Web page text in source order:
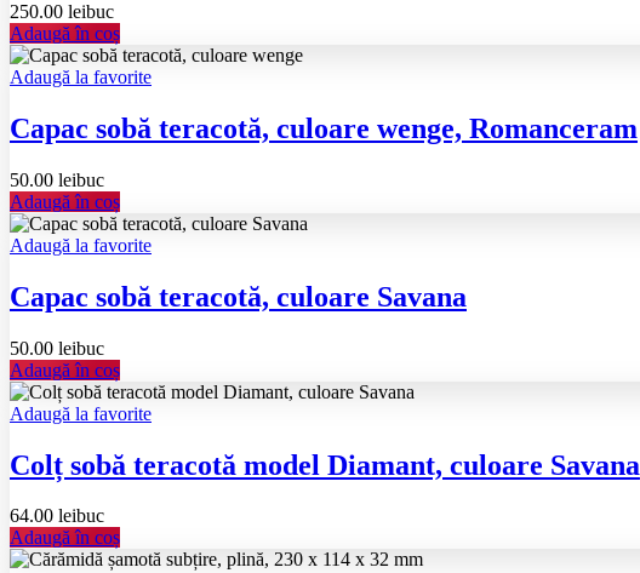
250.00 leibuc
Adaugă în coș
Adaugă la favorite
Capac sobă teracotă, culoare wenge, Romanceram
50.00 leibuc
Adaugă în coș
Adaugă la favorite
Capac sobă teracotă, culoare Savana
50.00 leibuc
Adaugă în coș
Adaugă la favorite
Colț sobă teracotă model Diamant, culoare Savana
64.00 leibuc
Adaugă în coș